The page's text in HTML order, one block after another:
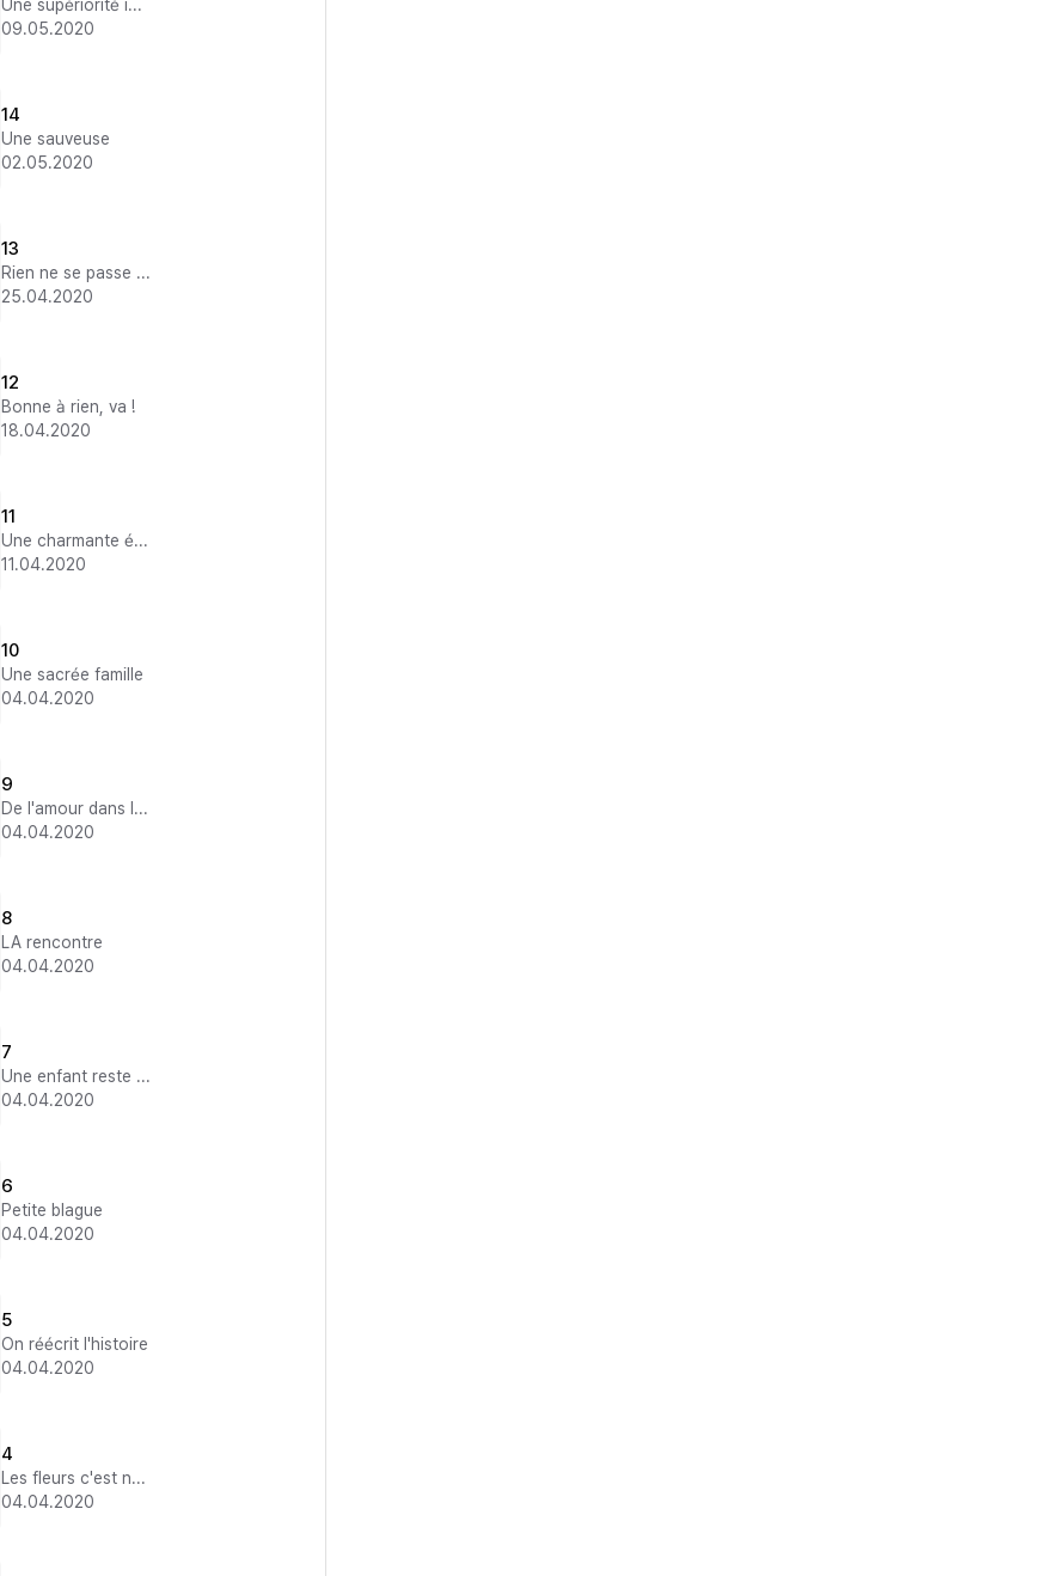
Une supériorité indiscutable
09.05.2020
14
Une sauveuse
02.05.2020
13
Rien ne se passe comme prévu
25.04.2020
12
Bonne à rien, va !
18.04.2020
11
Une charmante épouse
11.04.2020
10
Une sacrée famille
04.04.2020
9
De l'amour dans l'air
04.04.2020
8
LA rencontre
04.04.2020
7
Une enfant reste une enfant
04.04.2020
6
Petite blague
04.04.2020
5
On réécrit l'histoire
04.04.2020
4
Les fleurs c'est nan !
04.04.2020